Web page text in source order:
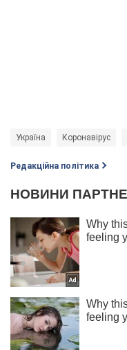
Україна Коронавірус
Редакційна політика